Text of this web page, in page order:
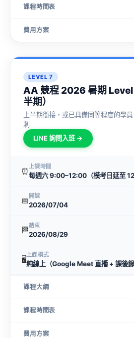
課程時間表
費用方案
LEVEL 7
AA 競程 2026 暑期 Level
半期）
上半期銜接，或已具備同等程度的學
刺
LINE 詢問入班 →
⏰上課時間
每週六 9:00–12:00（模考日延至
📅 開課
2026/07/04
🏁結束
2026/08/29
🖥上課模式
純線上（Google Meet 直播 + 課後錄
課程大綱
課程時間表
費用方案